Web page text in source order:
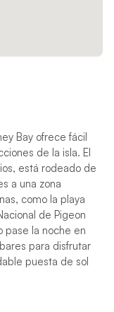
Bay ofrece fácil
de la isla. El
está rodeado de
a una zona
como la playa
de Pigeon
pase la noche en
para disfrutar
puesta de sol